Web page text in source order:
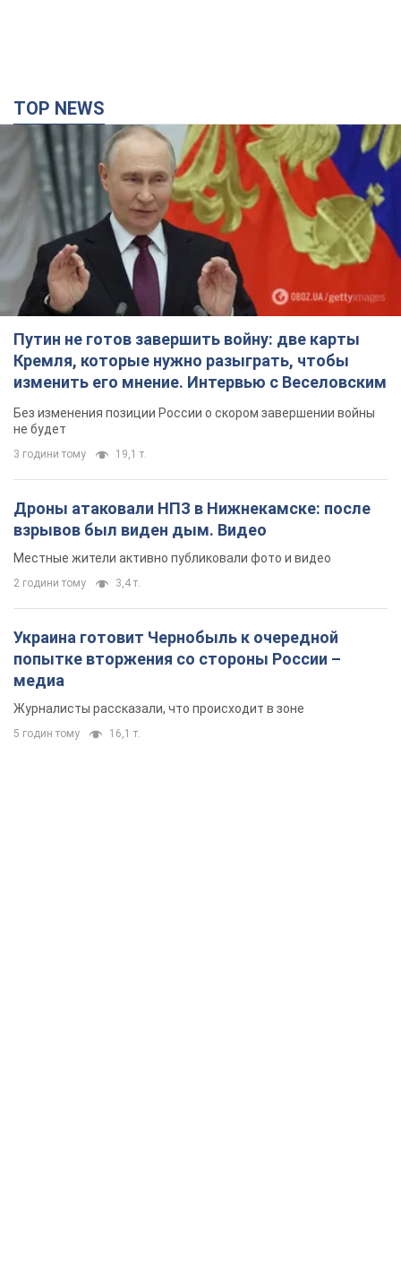
TOP NEWS
Путин не готов завершить войну: две карты
Кремля, которые нужно разыграть, чтобы
изменить его мнение. Интервью с Веселовским
Без изменения позиции России о скором завершении войны
не будет
3 години тому 19,1 т.
Дроны атаковали НПЗ в Нижнекамске: после
взрывов был виден дым. Видео
Местные жители активно публиковали фото и видео
2 години тому 3,4 т.
Украина готовит Чернобыль к очередной
попытке вторжения со стороны России –
медиа
Журналисты рассказали, что происходит в зоне
5 годин тому 16,1 т.